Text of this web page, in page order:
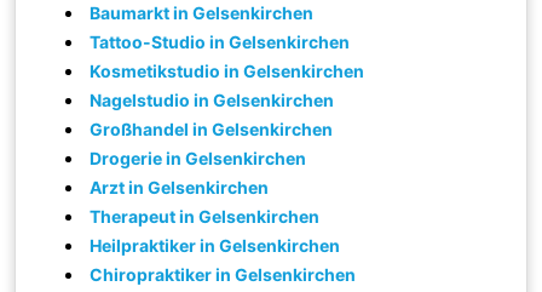
Baumarkt in Gelsenkirchen
Tattoo-Studio in Gelsenkirchen
Kosmetikstudio in Gelsenkirchen
Nagelstudio in Gelsenkirchen
Großhandel in Gelsenkirchen
Drogerie in Gelsenkirchen
Arzt in Gelsenkirchen
Therapeut in Gelsenkirchen
Heilpraktiker in Gelsenkirchen
Chiropraktiker in Gelsenkirchen